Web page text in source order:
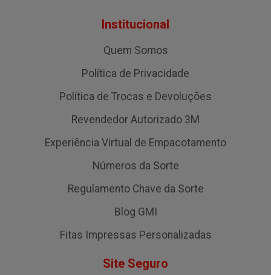
Institucional
Quem Somos
Política de Privacidade
Política de Trocas e Devoluções
Revendedor Autorizado 3M
Experiência Virtual de Empacotamento
Números da Sorte
Regulamento Chave da Sorte
Blog GMI
Fitas Impressas Personalizadas
Site Seguro